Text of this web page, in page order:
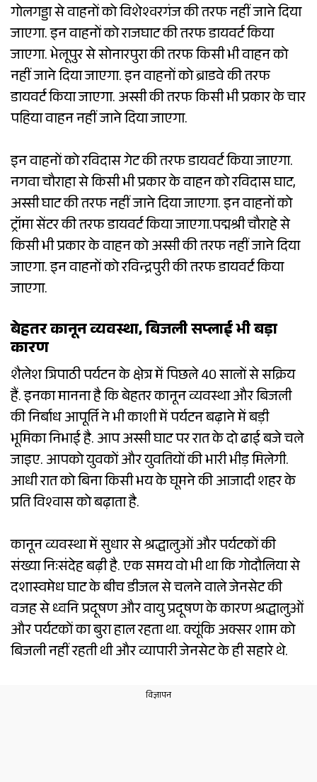
गोलगड्डा से वाहनों को विशेश्वरगंज की तरफ नहीं जाने दिया
जाएगा. इन वाहनों को राजघाट की तरफ डायवर्ट किया
जाएगा. भेलूपुर से सोनारपुरा की तरफ किसी भी वाहन को
नहीं जाने दिया जाएगा. इन वाहनों को ब्राडवे की तरफ
डायवर्ट किया जाएगा. अस्सी की तरफ किसी भी प्रकार के चार
पहिया वाहन नहीं जाने दिया जाएगा.
इन वाहनों को रविदास गेट की तरफ डायवर्ट किया जाएगा.
नगवा चौराहा से किसी भी प्रकार के वाहन को रविदास घाट,
अस्सी घाट की तरफ नहीं जाने दिया जाएगा. इन वाहनों को
ट्रॉमा सेंटर की तरफ डायवर्ट किया जाएगा.पद्मश्री चौराहे से
किसी भी प्रकार के वाहन को अस्सी की तरफ नहीं जाने दिया
जाएगा. इन वाहनों को रविन्द्रपुरी की तरफ डायवर्ट किया
जाएगा.
बेहतर कानून व्यवस्था, बिजली सप्लाई भी बड़ा
कारण
शैलेश त्रिपाठी पर्यटन के क्षेत्र में पिछले 40 सालों से सक्रिय
हैं. इनका मानना है कि बेहतर कानून व्यवस्था और बिजली
की निर्बाध आपूर्ति ने भी काशी में पर्यटन बढ़ाने में बड़ी
भूमिका निभाई है. आप अस्सी घाट पर रात के दो ढाई बजे चले
जाइए. आपको युवकों और युवतियों की भारी भीड़ मिलेगी.
आधी रात को बिना किसी भय के घूमने की आजादी शहर के
प्रति विश्वास को बढ़ाता है.
कानून व्यवस्था में सुधार से श्रद्धालुओं और पर्यटकों की
संख्या निःसंदेह बढ़ी है. एक समय वो भी था कि गोदौलिया से
दशास्वमेध घाट के बीच डीजल से चलने वाले जेनसेट की
वजह से ध्वनि प्रदूषण और वायु प्रदूषण के कारण श्रद्धालुओं
और पर्यटकों का बुरा हाल रहता था. क्यूंकि अक्सर शाम को
बिजली नहीं रहती थी और व्यापारी जेनसेट के ही सहारे थे.